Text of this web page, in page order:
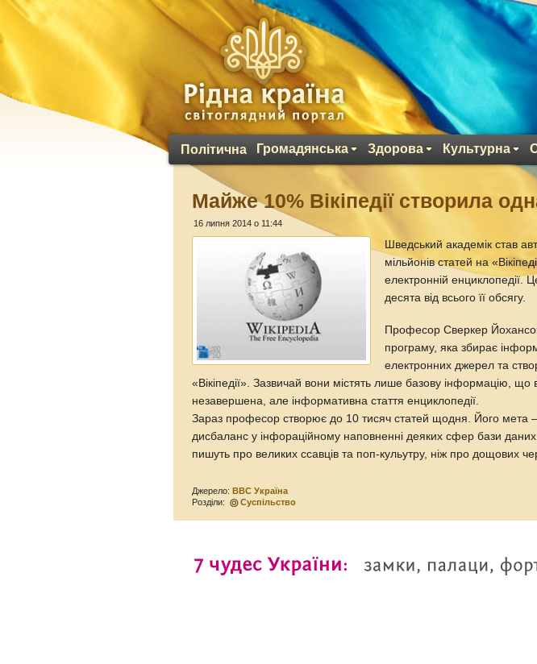
Політична Громадянська Здорова Культурна
Майже 10% Вікіпедії створила
16 липня 2014 о 11:44
Шведський академік став
мільйонів статей на
електронній енциклопедії.
десята від всього її обсягу.
Професор Сверкер
програму, яка збирає
електронних джерел та
«Вікіпедії». Зазвичай вони містять лише базову інформацію,
незавершена, але інформативна стаття енциклопедії.
Зараз професор створює до 10 тисяч статей щодня. Його мета
дисбаланс у інфораційному наповненні деяких сфер бази
пишуть про великих ссавців та поп-кульутру, ніж про дощових
Джерело:BBC Україна
Розділи:
Суспільство